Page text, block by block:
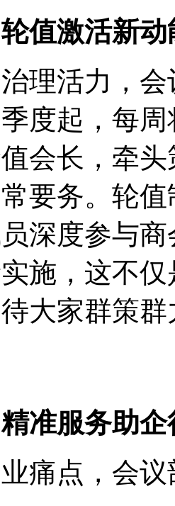
值激活新动
理活力，
度起， 每周
会长 ，牵
要务。轮
深度参与
施，这不
大家群策
准服务助企
痛点，会